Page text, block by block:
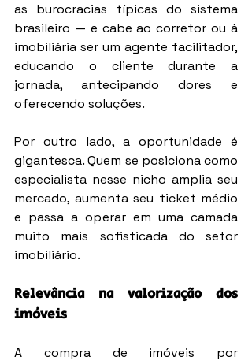
as burocracias típicas do sistema
brasileiro — e cabe ao corretor ou à
imobiliária ser um agente facilitador,
educando o cliente durante a
jornada, antecipando dores e
oferecendo soluções.
Por outro lado, a oportunidade é
gigantesca. Quem se posiciona como
especialista nesse nicho amplia seu
mercado, aumenta seu ticket médio
e passa a operar em uma camada
muito mais sofisticada do setor
imobiliário.
Relevância na valorização dos
imóveis
A compra de imóveis por